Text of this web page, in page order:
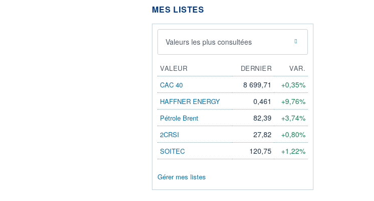
MES LISTES
Valeurs les plus consultées
VALEUR DERNIER
VAR.
CAC 40
8 699,71 +0,35%
HAFFNER ENERGY 0,461 +9,76%
Pétrole Brent 82,39 +3,74%
2CRSI 27,82 +0,80%
SOITEC 120,75 +1,22%
Gérer mes listes